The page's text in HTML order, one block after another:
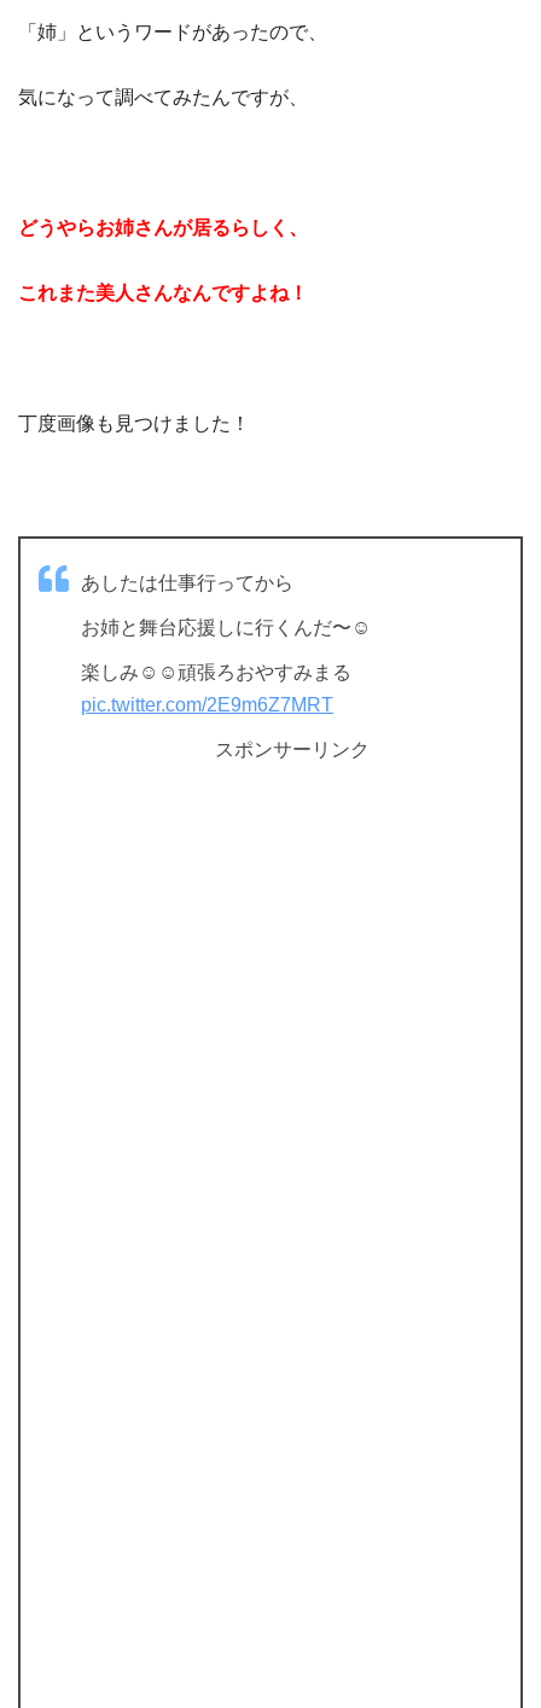
「姉」というワードがあったので、
気になって調べてみたんですが、
どうやらお姉さんが居るらしく、
これまた美人さんなんですよね！
丁度画像も見つけました！
あしたは仕事行ってから
お姉と舞台応援しに行くんだ〜☺︎
楽しみ☺︎☺︎頑張ろおやすみまる
pic.twitter.com/2E9m6Z7MRT
スポンサーリンク